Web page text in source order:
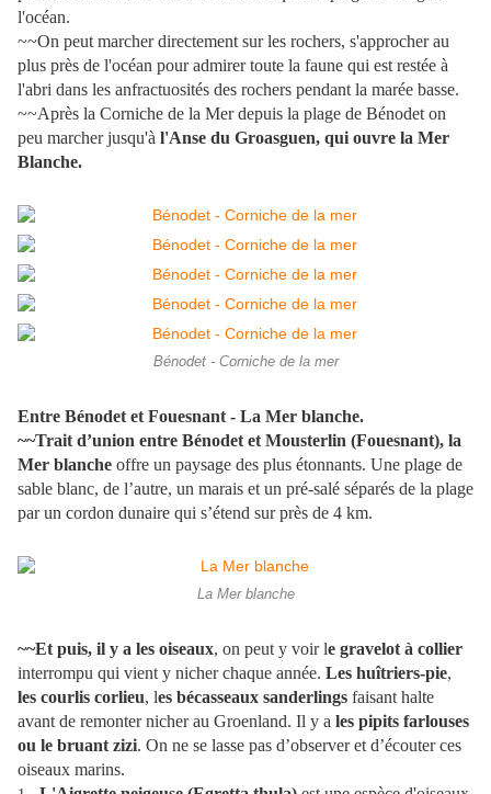
l'océan.
~~On peut marcher directement sur les rochers, s'approcher au
plus près de l'océan pour admirer toute la faune qui est restée à
l'abri dans les anfractuosités des rochers pendant la marée basse.
~~Après la Corniche de la Mer depuis la plage de Bénodet on
peu marcher jusqu'à l'Anse du Groasguen, qui ouvre la Mer
Blanche.
Bénodet - Corniche de la mer
Entre Bénodet et Fouesnant - La Mer blanche.
~~Trait d’union entre Bénodet et Mousterlin (Fouesnant), la
Mer blanche offre un paysage des plus étonnants. Une plage de
sable blanc, de l’autre, un marais et un pré-salé séparés de la plage
par un cordon dunaire qui s’étend sur près de 4 km.
La Mer blanche
~~Et puis, il y a les oiseaux, on peut y voir le gravelot à collier
interrompu qui vient y nicher chaque année. Les huîtriers-pie,
les courlis corlieu, les bécasseaux sanderlings faisant halte
avant de remonter nicher au Groenland. Il y a les pipits farlouses
ou le bruant zizi. On ne se lasse pas d’observer et d’écouter ces
oiseaux marins.